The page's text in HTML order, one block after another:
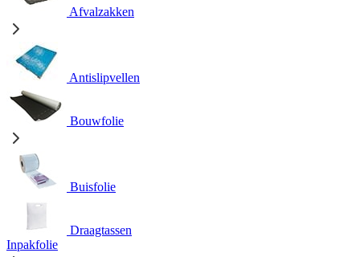
Afvalzakken
Antislipvellen
Bouwfolie
Buisfolie
Draagtassen
Inpakfolie